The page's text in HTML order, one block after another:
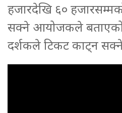
हजारदेखि ६०
सक्ने आयोजकले
दर्शकले टिकट काट्न